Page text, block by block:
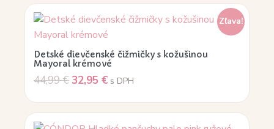
Zľava!
Detské dievčenské čižmičky s kožušinou
Mayoral krémové
44,99€ 32,95 € s DPH